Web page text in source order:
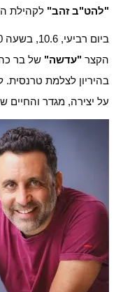
"להט"ב זהב" לקהילת
הקצר "עדשה" של בר
בהיריון לצלמת
על יצירה, מגדר והחיים